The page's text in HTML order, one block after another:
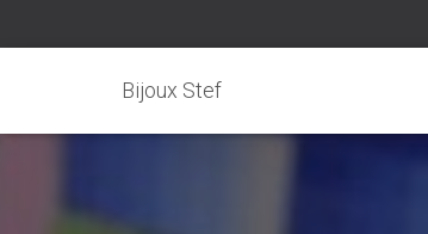
Bijoux Stef